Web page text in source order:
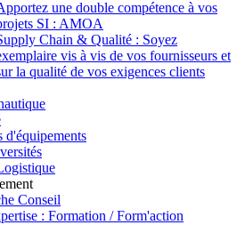
une double compétence à vos
SI : AMOA
Chain & Qualité : Soyez
vis à vis de vos fournisseurs et
la qualité de vos exigences clients
Conseil
: Formation / Form'action